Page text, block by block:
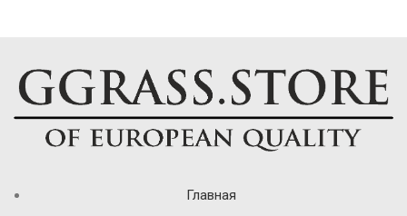
Главная